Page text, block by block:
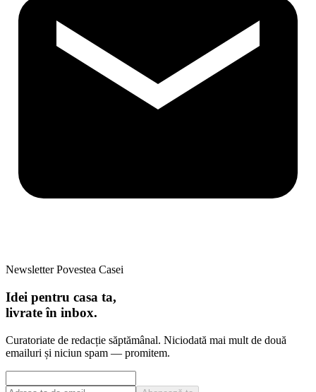
Newsletter Povestea Casei
Idei pentru casa ta,
livrate în inbox.
Curatoriate de redacție săptămânal. Niciodată mai mult de două
emailuri și niciun spam — promitem.